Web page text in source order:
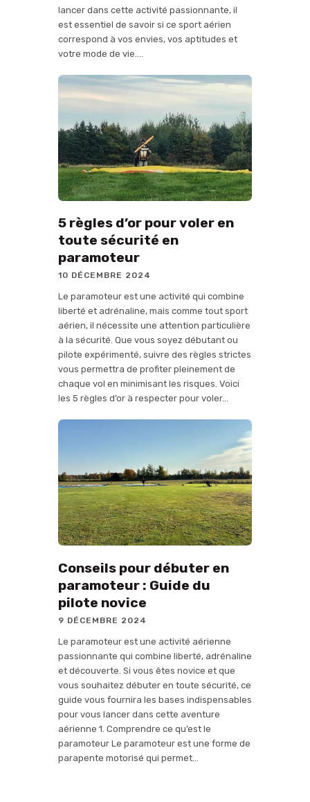
lancer dans cette activité passionnante, il
est essentiel de savoir si ce sport aérien
correspond à vos envies, vos aptitudes et
votre mode de vie.…
5 règles d’or pour voler en
toute sécurité en
paramoteur
10 DÉCEMBRE 2024
Le paramoteur est une activité qui combine
liberté et adrénaline, mais comme tout sport
aérien, il nécessite une attention particulière
à la sécurité. Que vous soyez débutant ou
pilote expérimenté, suivre des règles strictes
vous permettra de profiter pleinement de
chaque vol en minimisant les risques. Voici
les 5 règles d’or à respecter pour voler…
Conseils pour débuter en
paramoteur : Guide du
pilote novice
9 DÉCEMBRE 2024
Le paramoteur est une activité aérienne
passionnante qui combine liberté, adrénaline
et découverte. Si vous êtes novice et que
vous souhaitez débuter en toute sécurité, ce
guide vous fournira les bases indispensables
pour vous lancer dans cette aventure
aérienne 1. Comprendre ce qu’est le
paramoteur Le paramoteur est une forme de
parapente motorisé qui permet…